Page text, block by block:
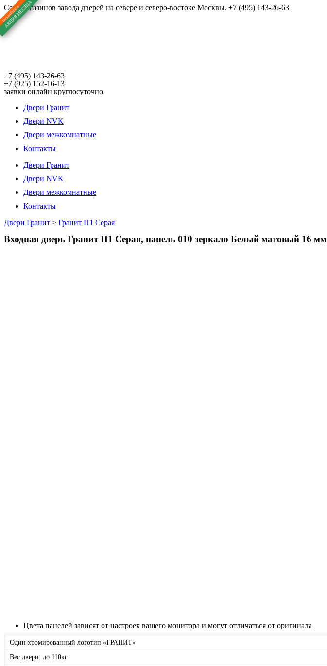
Перейти
к
содержимому
Сеть магазинов завода дверей на севере и северо-востоке Москвы. +7 (495) 143-26-63
+7 (495) 143-26-63
+7 (925) 152-16-13
заявки онлайн круглосуточно
Двери Гранит
Двери NVK
Двери межкомнатные
Контакты
Двери Гранит
Двери NVK
Двери межкомнатные
Контакты
Двери Гранит > Гранит П1 Серая
Входная дверь Гранит П1 Серая, панель 010 зеркало Белый матовый 16 мм
Цвета панелей зависят от настроек вашего монитора и могут отличаться от оригинала
Один хромированный логотип «ГРАНИТ»
Вес двери: до 110кг